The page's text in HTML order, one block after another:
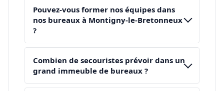
Pouvez-vous former nos équipes dans
nos bureaux à Montigny-le-Bretonneux
?
Combien de secouristes prévoir dans un
grand immeuble de bureaux ?